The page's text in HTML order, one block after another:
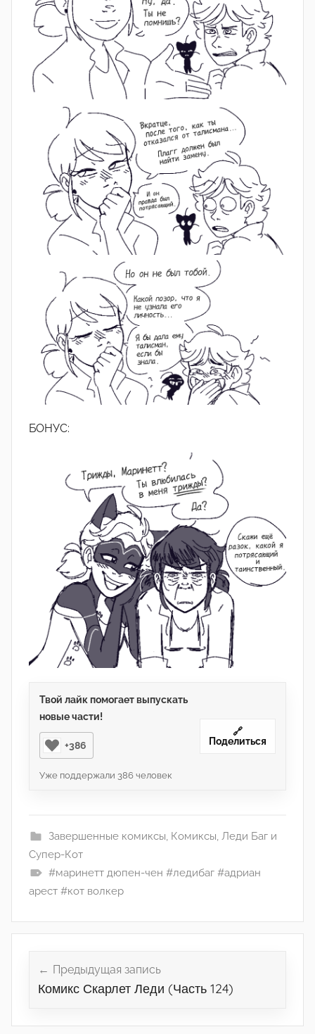
БОНУС:
Твой лайк помогает выпускать
новые части!
+386
Уже поддержали 386 человек
🔗
Поделиться
Завершенные комиксы, Комиксы, Леди Баг и
Супер-Кот
#маринетт дюпен-чен #ледибаг #адриан
арест #кот волкер
записям
Предыдущая запись
Комикс Скарлет Леди (Часть 124)